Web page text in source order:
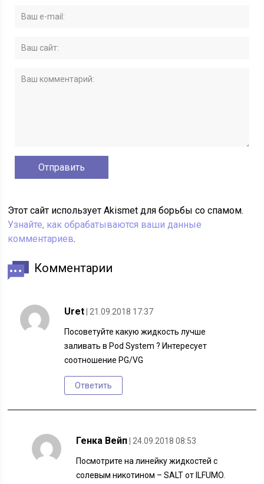
Этот сайт использует Akismet для борьбы со спамом.
Узнайте, как обрабатываются ваши данные
комментариев.
Комментарии
Uret | 21.09.2018 17:37
Посоветуйте какую жидкость лучше
заливать в Pod System ? Интересует
соотношение PG/VG
Ответить
Генка Вейп | 24.09.2018 08:53
Посмотрите на линейку жидкостей с
солевым никотином – SALT от ILFUMO.